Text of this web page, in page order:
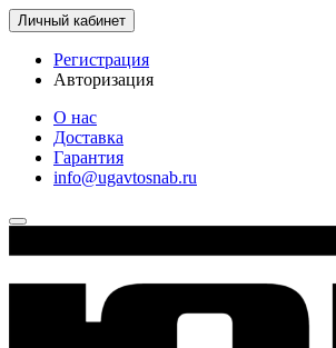
Личный кабинет
Регистрация
Авторизация
О нас
Доставка
Гарантия
info@ugavtosnab.ru